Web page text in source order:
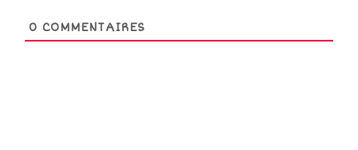
0 COMMENTAIRES